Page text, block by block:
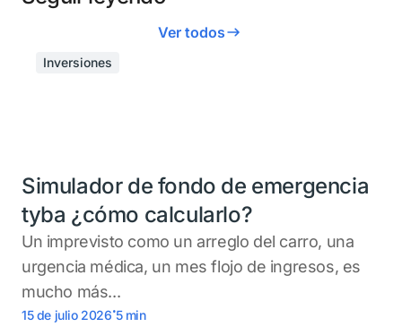
Ver todos
Inversiones
Simulador de fondo de emergencia
tyba ¿cómo calcularlo?
Un imprevisto como un arreglo del carro, una
urgencia médica, un mes flojo de ingresos, es
mucho más...
15 de julio 2026.5 min